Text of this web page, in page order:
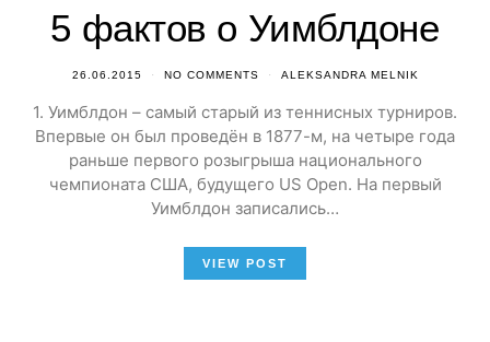
5 фактов о Уимблдоне
26.06.2015 NO COMMENTS ALEKSANDRA MELNIK
1. Уимблдон – самый старый из теннисных турниров.
Впервые он был проведён в 1877-м, на четыре года
раньше первого розыгрыша национального
чемпионата США, будущего US Open. На первый
Уимблдон записались…
VIEW POST